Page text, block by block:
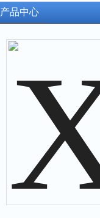
产品中心